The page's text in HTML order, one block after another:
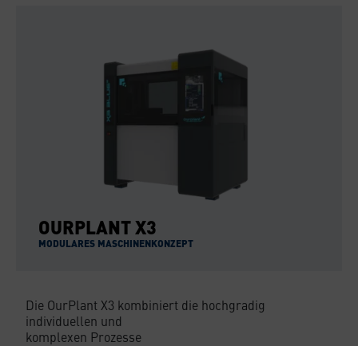
OURPLANT X3
MODULARES MASCHINENKONZEPT
Die OurPlant X3 kombiniert die hochgradig
individuellen und
komplexen Prozesse